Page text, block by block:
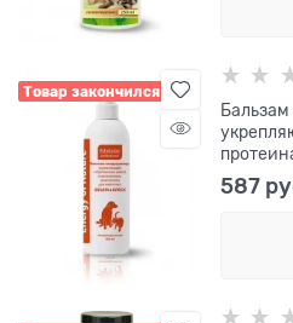
Товар закончился
587